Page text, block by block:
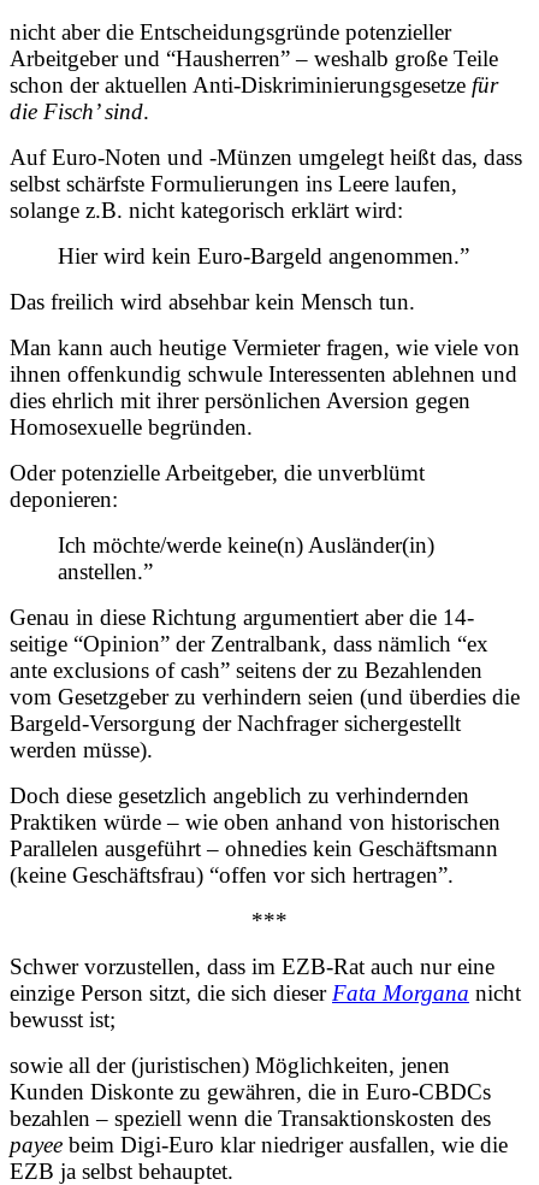
nicht aber die Entscheidungsgründe potenzieller
Arbeitgeber und “Hausherren” – weshalb große Teile
schon der aktuellen Anti-Diskriminierungsgesetze für
die Fisch’ sind.
Auf Euro-Noten und -Münzen umgelegt heißt das, dass
selbst schärfste Formulierungen ins Leere laufen,
solange z.B. nicht kategorisch erklärt wird:
Hier wird kein Euro-Bargeld angenommen.”
Das freilich wird absehbar kein Mensch tun.
Man kann auch heutige Vermieter fragen, wie viele von
ihnen offenkundig schwule Interessenten ablehnen und
dies ehrlich mit ihrer persönlichen Aversion gegen
Homosexuelle begründen.
Oder potenzielle Arbeitgeber, die unverblümt
deponieren:
Ich möchte/werde keine(n) Ausländer(in)
anstellen.”
Genau in diese Richtung argumentiert aber die 14-
seitige “Opinion” der Zentralbank, dass nämlich “ex
ante exclusions of cash” seitens der zu Bezahlenden
vom Gesetzgeber zu verhindern seien (und überdies die
Bargeld-Versorgung der Nachfrager sichergestellt
werden müsse).
Doch diese gesetzlich angeblich zu verhindernden
Praktiken würde – wie oben anhand von historischen
Parallelen ausgeführt – ohnedies kein Geschäftsmann
(keine Geschäftsfrau) “offen vor sich hertragen”.
***
Schwer vorzustellen, dass im EZB-Rat auch nur eine
einzige Person sitzt, die sich dieser Fata Morgana nicht
bewusst ist;
sowie all der (juristischen) Möglichkeiten, jenen
Kunden Diskonte zu gewähren, die in Euro-CBDCs
bezahlen – speziell wenn die Transaktionskosten des
payee beim Digi-Euro klar niedriger ausfallen, wie die
EZB ja selbst behauptet.